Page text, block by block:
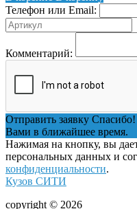
Телефон или Email:
Комментарий:
Отправить заявку
Вами в ближайшее время.
Нажимая на кнопку, вы
персональных данных и
конфиденциальности.
Кузов СИТИ
copyright © 2026